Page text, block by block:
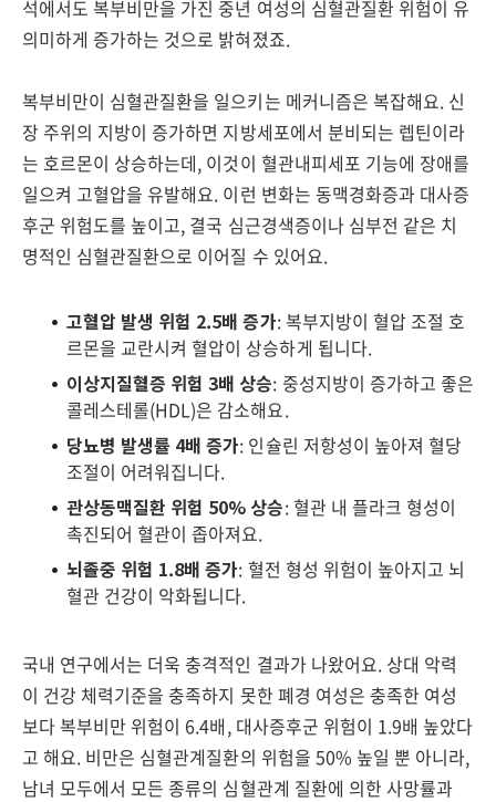
석에서도 복부비만을 가진 중년 여성의 심혈관질환 위험이 유
의미하게 증가하는 것으로 밝혀졌죠.
복부비만이 심혈관질환을 일으키는 메커니즘은 복잡해요. 신
장 주위의 지방이 증가하면 지방세포에서 분비되는 렙틴이라
는 호르몬이 상승하는데, 이것이 혈관내피세포 기능에 장애를
일으켜 고혈압을 유발해요. 이런 변화는 동맥경화증과 대사증
후군 위험도를 높이고, 결국 심근경색증이나 심부전 같은 치
명적인 심혈관질환으로 이어질 수 있어요.
고혈압 발생 위험 2.5배 증가: 복부지방이 혈압 조절 호
르몬을 교란시켜 혈압이 상승하게 됩니다.
이상지질혈증 위험 3배 상승: 중성지방이 증가하고 좋은
콜레스테롤(HDL)은 감소해요.
당뇨병 발생률 4배 증가: 인슐린 저항성이 높아져 혈당
조절이 어려워집니다.
관상동맥질환 위험 50% 상승: 혈관 내 플라크 형성이
촉진되어 혈관이 좁아져요.
뇌졸중 위험 1.8배 증가: 혈전 형성 위험이 높아지고 뇌
혈관 건강이 악화됩니다.
국내 연구에서는 더욱 충격적인 결과가 나왔어요. 상대 악력
이 건강 체력기준을 충족하지 못한 폐경 여성은 충족한 여성
보다 복부비만 위험이 6.4배, 대사증후군 위험이 1.9배 높았다
고 해요. 비만은 심혈관계질환의 위험을 50% 높일 뿐 아니라,
남녀 모두에서 모든 종류의 심혈관계 질환에 의한 사망률과